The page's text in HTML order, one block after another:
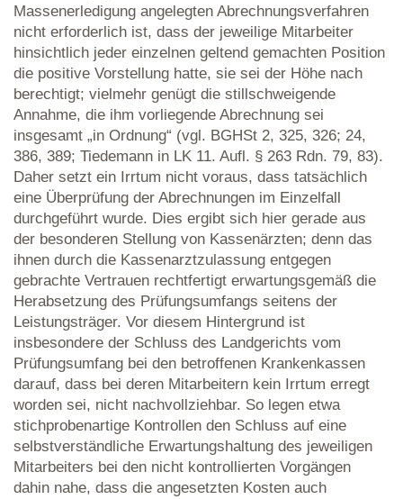
Massenerledigung angelegten Abrechnungsverfahren
nicht erforderlich ist, dass der jeweilige Mitarbeiter
hinsichtlich jeder einzelnen geltend gemachten Position
die positive Vorstellung hatte, sie sei der Höhe nach
berechtigt; vielmehr genügt die stillschweigende
Annahme, die ihm vorliegende Abrechnung sei
insgesamt „in Ordnung“ (vgl. BGHSt 2, 325, 326; 24,
386, 389; Tiedemann in LK 11. Aufl. § 263 Rdn. 79, 83).
Daher setzt ein Irrtum nicht voraus, dass tatsächlich
eine Überprüfung der Abrechnungen im Einzelfall
durchgeführt wurde. Dies ergibt sich hier gerade aus
der besonderen Stellung von Kassenärzten; denn das
ihnen durch die Kassenarztzulassung entgegen
gebrachte Vertrauen rechtfertigt erwartungsgemäß die
Herabsetzung des Prüfungsumfangs seitens der
Leistungsträger. Vor diesem Hintergrund ist
insbesondere der Schluss des Landgerichts vom
Prüfungsumfang bei den betroffenen Krankenkassen
darauf, dass bei deren Mitarbeitern kein Irrtum erregt
worden sei, nicht nachvollziehbar. So legen etwa
stichprobenartige Kontrollen den Schluss auf eine
selbstverständliche Erwartungshaltung des jeweiligen
Mitarbeiters bei den nicht kontrollierten Vorgängen
dahin nahe, dass die angesetzten Kosten auch